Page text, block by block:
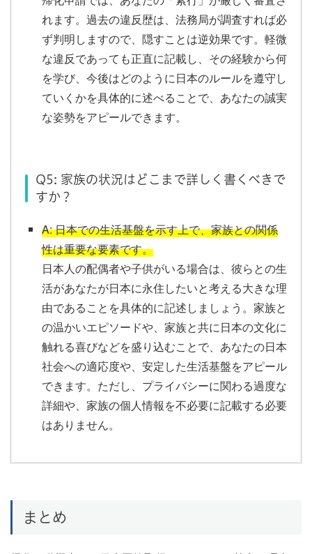
れます。過去の違反歴は、法務局が調査すれば必
ず判明しますので、隠すことは逆効果です。軽微
な違反であっても正直に記載し、その経験から何
を学び、今後はどのように日本のルールを遵守し
ていくかを具体的に述べることで、あなたの誠実
な姿勢をアピールできます。
Q5: 家族の状況はどこまで詳しく書くべきで
すか？
A: 日本での生活基盤を示す上で、家族との関係
性は重要な要素です。
日本人の配偶者や子供がいる場合は、彼らとの生
活があなたが日本に永住したいと考える大きな理
由であることを具体的に記述しましょう。家族と
の温かいエピソードや、家族と共に日本の文化に
触れる喜びなどを盛り込むことで、あなたの日本
社会への適応度や、安定した生活基盤をアピール
できます。ただし、プライバシーに関わる過度な
詳細や、家族の個人情報を不必要に記載する必要
はありません。
まとめ